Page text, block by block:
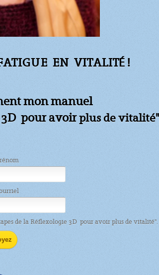
EN VITALITÉ !
mon manuel
3D pour avoirplus de vitalité"
de la Réflexologie 3D pour avoir plus de vitalité".